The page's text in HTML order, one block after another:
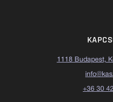
1118 Budapest,
+36 30